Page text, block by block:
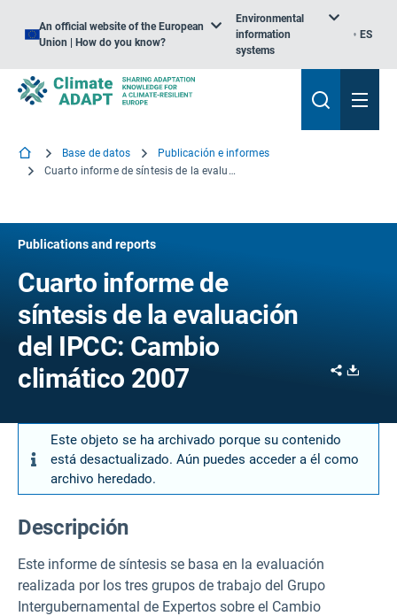
An official website of the European
Union | How do you know?
Environmental
information
systems
ES
Base de datos
Publicación e informes
Cuarto informe de síntesis de la evaluación del IPCC: Cambio climático 2007
Publications and reports
Cuarto informe de
síntesis de la evaluación
del IPCC: Cambio
climático 2007
Share
Este objeto se ha archivado porque su contenido
está desactualizado. Aún puedes acceder a él como
archivo heredado.
Descripción
Este informe de síntesis se basa en la evaluación
realizada por los tres grupos de trabajo del Grupo
Intergubernamental de Expertos sobre el Cambio